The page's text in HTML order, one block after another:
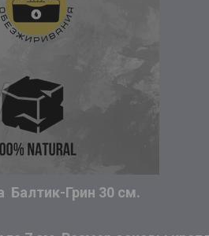
Балтик-Грин 30 см.